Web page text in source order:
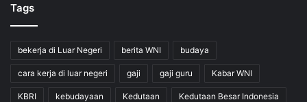
Tags
bekerja di Luar Negeri berita WNI budaya
cara kerja di luar negeri gaji gaji guru Kabar WNI
KBRI kebudayaan Kedutaan Kedutaan Besar Indonesia